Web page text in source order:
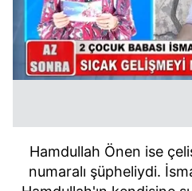
Hamdullah Önen ise
numaralı şüpheliydi.